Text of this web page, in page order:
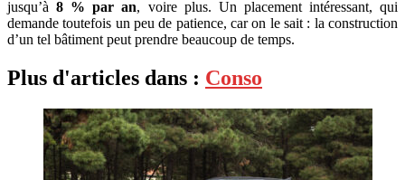
jusqu’à8 % par an, voire plus. Un placement intéressant, qui
demande toutefois un peu de patience, car on le sait : la construction
d’un tel bâtiment peut prendre beaucoup de temps.
Plus d'articles dans : Conso